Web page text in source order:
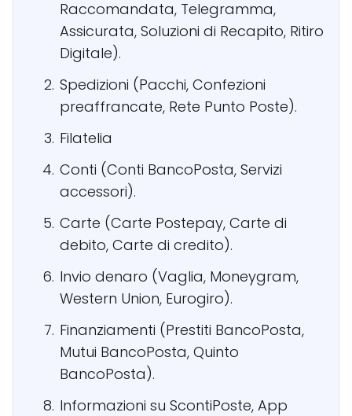
Raccomandata, Telegramma,
Assicurata, Soluzioni di Recapito, Ritiro
Digitale).
Spedizioni (Pacchi, Confezioni
preaffrancate, Rete Punto Poste).
Filatelia
Conti (Conti BancoPosta, Servizi
accessori).
Carte (Carte Postepay, Carte di
debito, Carte di credito).
Invio denaro (Vaglia, Moneygram,
Western Union, Eurogiro).
Finanziamenti (Prestiti BancoPosta,
Mutui BancoPosta, Quinto
BancoPosta).
Informazioni su ScontiPoste, App